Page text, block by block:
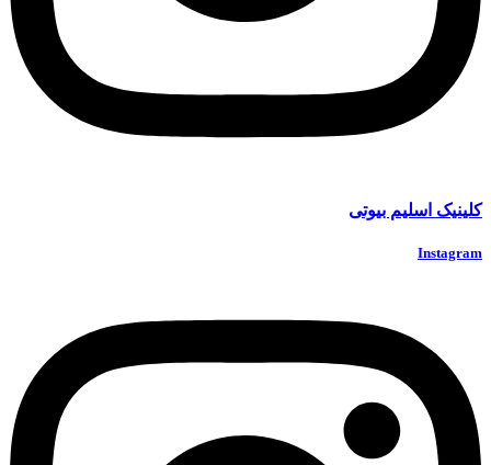
کلینیک اسلیم بیوتی
Instagram